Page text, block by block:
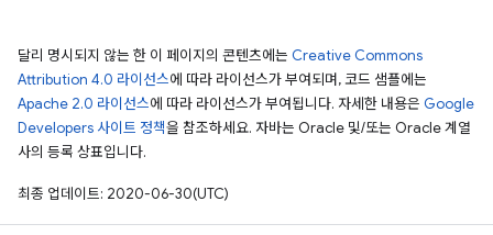
달리 명시되지 않는 한 이 페이지의 콘텐츠에는 Creative Commons
Attribution 4.0 라이선스에 따라 라이선스가 부여되며, 코드 샘플에는
Apache 2.0 라이선스에 따라 라이선스가 부여됩니다. 자세한 내용은 Google
Developers 사이트 정책을 참조하세요. 자바는 Oracle 및/또는 Oracle 계열
사의 등록 상표입니다.
최종 업데이트: 2020-06-30(UTC)